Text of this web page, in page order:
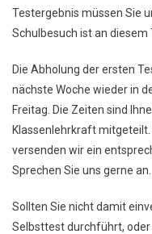
Testergebnis müssen Sie
Schulbesuch ist an diesem
Die Abholung der ersten
nächste Woche wieder in
Freitag. Die Zeiten sind
Klassenlehrkraft
versenden wir ein
Sprechen Sie uns gerne an.
Sollten Sie nicht damit
Selbsttest durchführt,